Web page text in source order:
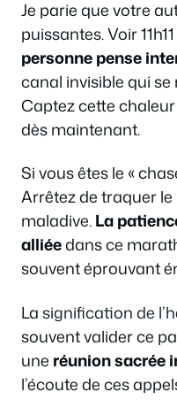
Je parie que votre
puissantes. Voir
personne pense
canal invisible qui
Captez cette
dès maintenant.
Si vous êtes le «
Arrêtez de traquer
maladive.La
alliéedans ce
souvent éprouvant
Lasignification de
souvent valider ce
une réunion sacrée
l’écoute de ces